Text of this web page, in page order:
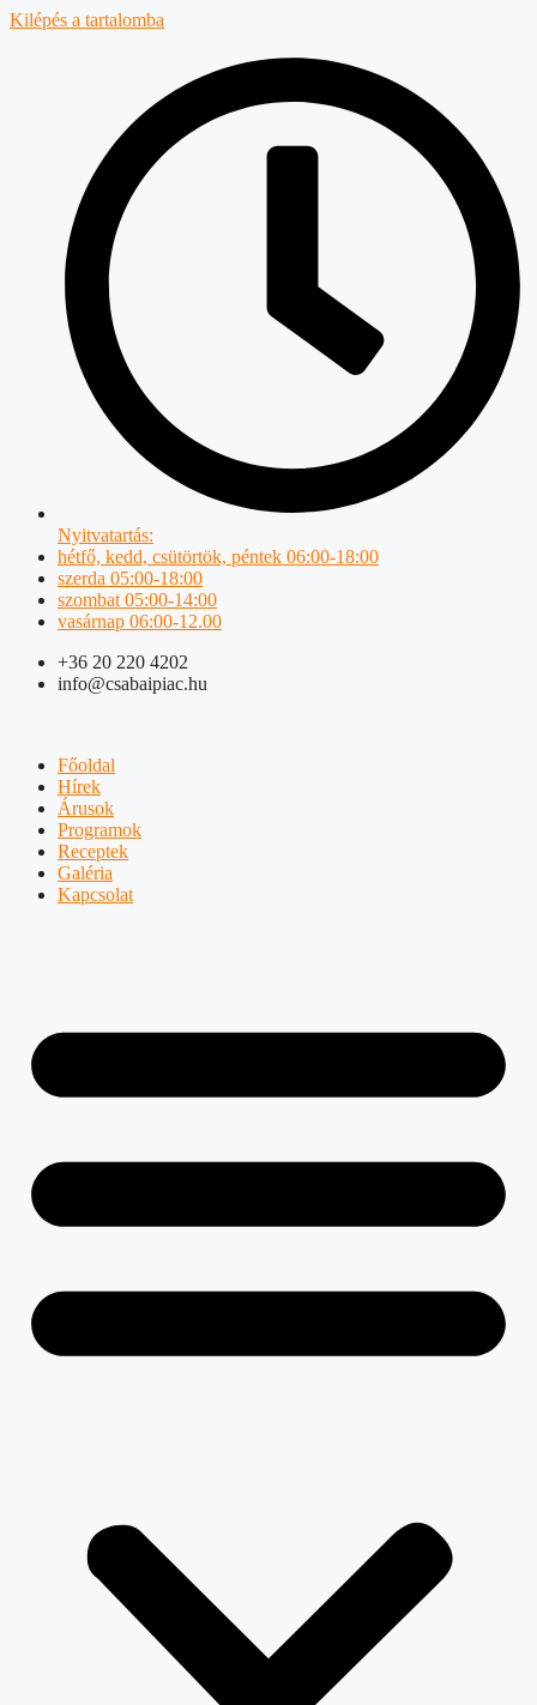
Kilépés a tartalomba
Nyitvatartás:
hétfő, kedd, csütörtök, péntek 06:00-18:00
szerda 05:00-18:00
szombat 05:00-14:00
vasárnap 06:00-12.00
+36 20 220 4202
info@csabaipiac.hu
Főoldal
Hírek
Árusok
Programok
Receptek
Galéria
Kapcsolat